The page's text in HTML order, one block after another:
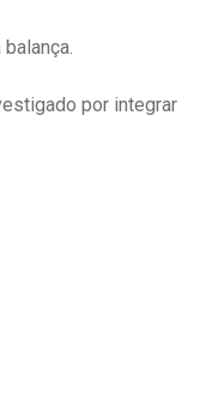
por integrar